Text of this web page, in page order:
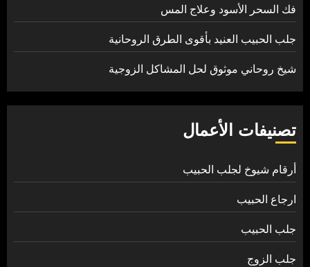
فك السحر الأسود وعلاج المس
جلب الحبيب العنيد بأقوى الطرق الروحانية
شيخ روحاني موثوق لحل المشاكل الزوجية
تصنيفات الأعمال
أرقام شيوخ لجلب الحبيب
ارجاع الحبيب
جلب الحبيب
جلب الزوج